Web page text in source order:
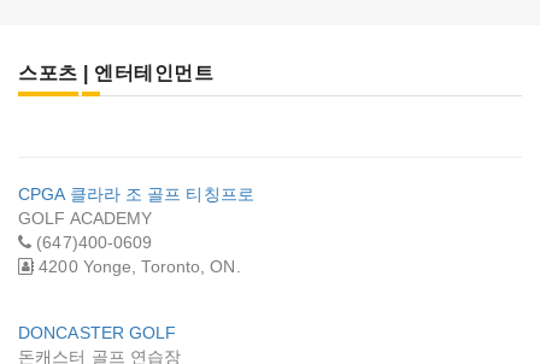
스포츠 | 엔터테인먼트
CPGA 클라라 조 골프 티칭프로
GOLF ACADEMY
(647)400-0609
4200 Yonge, Toronto, ON.
DONCASTER GOLF
돈캐스터 골프 연습장